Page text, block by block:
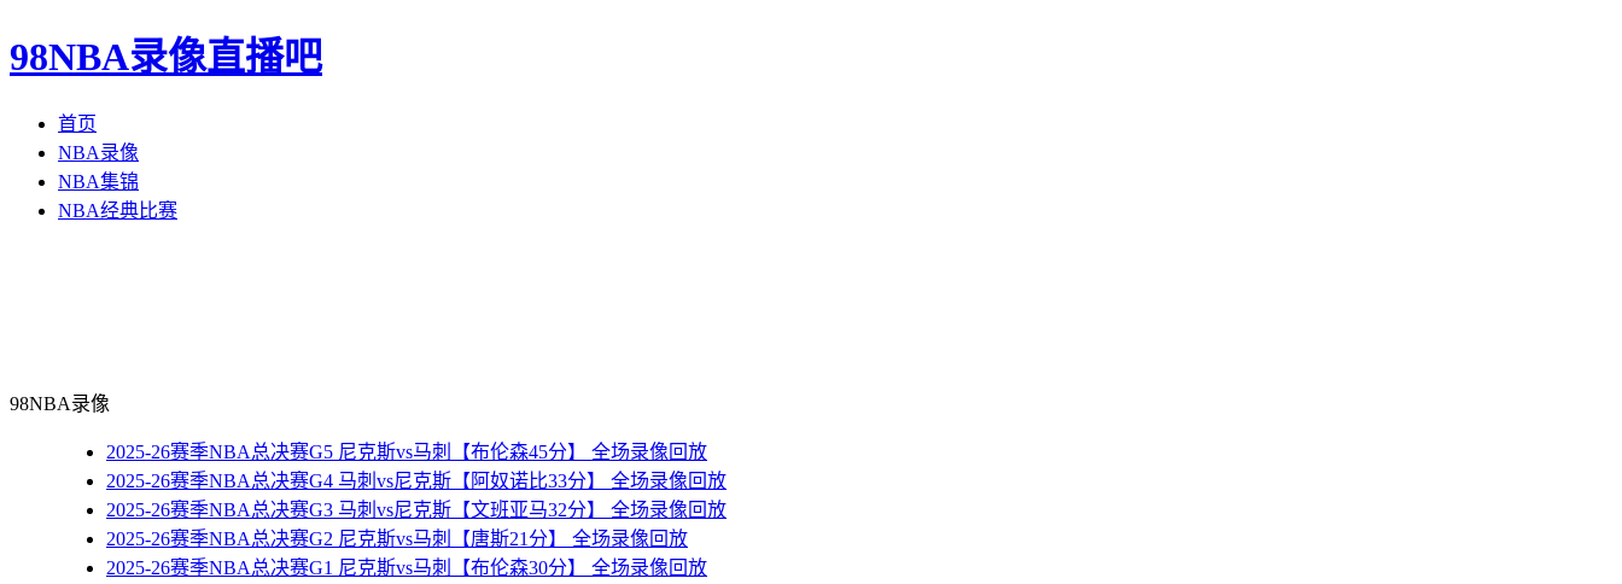
98NBA录像直播吧
首页
NBA录像
NBA集锦
NBA经典比赛
98NBA录像
2025-26赛季NBA总决赛G5 尼克斯vs马刺【布伦森45分】 全场录像回放
2025-26赛季NBA总决赛G4 马刺vs尼克斯【阿奴诺比33分】 全场录像回放
2025-26赛季NBA总决赛G3 马刺vs尼克斯【文班亚马32分】 全场录像回放
2025-26赛季NBA总决赛G2 尼克斯vs马刺【唐斯21分】 全场录像回放
2025-26赛季NBA总决赛G1 尼克斯vs马刺【布伦森30分】 全场录像回放